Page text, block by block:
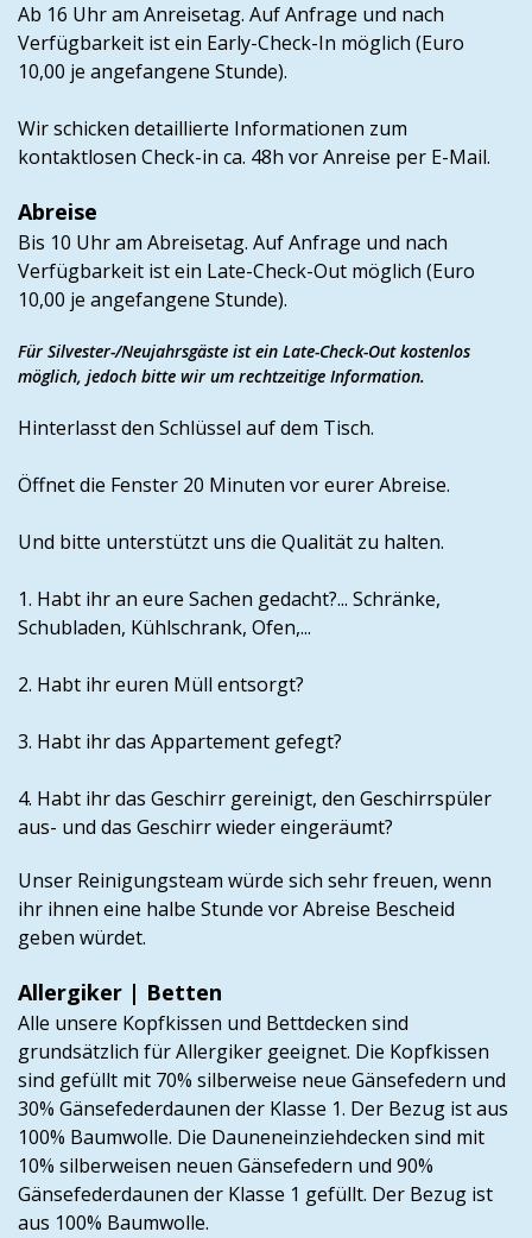
Ab 16 Uhr am Anreisetag. Auf Anfrage und nach
Verfügbarkeit ist ein Early-Check-In möglich (Euro
10,00 je angefangene Stunde).
Wir schicken detaillierte Informationen zum
kontaktlosen Check-in ca. 48h vor Anreise per E-Mail.
Abreise
Bis 10 Uhr am Abreisetag. Auf Anfrage und nach
Verfügbarkeit ist ein Late-Check-Out möglich (Euro
10,00 je angefangene Stunde).
Für Silvester-/Neujahrsgäste ist ein Late-Check-Out kostenlos
möglich, jedoch bitte wir um rechtzeitige Information.
Hinterlasst den Schlüssel auf dem Tisch.
Öffnet die Fenster 20 Minuten vor eurer Abreise.
Und bitte unterstützt uns die Qualität zu halten.
1. Habt ihr an eure Sachen gedacht?... Schränke,
Schubladen, Kühlschrank, Ofen,...
2. Habt ihr euren Müll entsorgt?
3. Habt ihr das Appartement gefegt?
4. Habt ihr das Geschirr gereinigt, den Geschirrspüler
aus- und das Geschirr wieder eingeräumt?
Unser Reinigungsteam würde sich sehr freuen, wenn
ihr ihnen eine halbe Stunde vor Abreise Bescheid
geben würdet.
Allergiker | Betten
Alle unsere Kopfkissen und Bettdecken sind
grundsätzlich für Allergiker geeignet. Die Kopfkissen
sind gefüllt mit 70% silberweise neue Gänsefedern und
30% Gänsefederdaunen der Klasse 1. Der Bezug ist aus
100% Baumwolle. Die Dauneneinziehdecken sind mit
10% silberweisen neuen Gänsefedern und 90%
Gänsefederdaunen der Klasse 1 gefüllt. Der Bezug ist
aus 100% Baumwolle.